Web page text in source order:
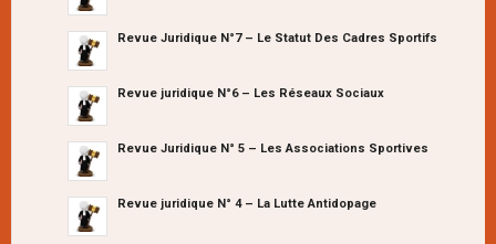
Revue Juridique N°7 – Le Statut Des Cadres Sportifs
Revue juridique N°6 – Les Réseaux Sociaux
Revue Juridique N° 5 – Les Associations Sportives
Revue juridique N° 4 – La Lutte Antidopage